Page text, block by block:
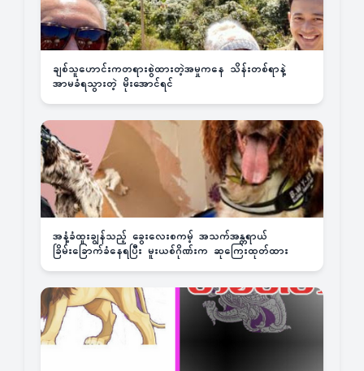
ချစ်သူဟောင်းကတရားစွဲထားတဲ့အမှုကနေ သိန်းတစ်ရာနဲ့
အာမခံရသွားတဲ့ မိုးအောင်ရင်
အနံ့ခံထူးချွန်သည့် ခွေးလေးစကမ့် အသက်အန္တရာယ်
ခြိမ်းခြောက်ခံနေရပြီး မူးယစ်ဂိုဏ်းက ဆုကြေးထုတ်ထား